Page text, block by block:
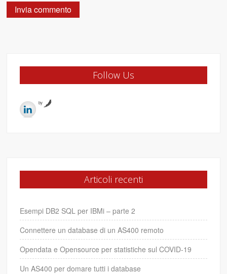
Follow Us
by
Articoli recenti
Esempi DB2 SQL per IBMi – parte 2
Connettere un database di un AS400 remoto
Opendata e Opensource per statistiche sul COVID-19
Un AS400 per domare tutti i database